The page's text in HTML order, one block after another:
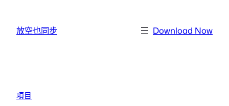
放空也同步 Download Now
項目